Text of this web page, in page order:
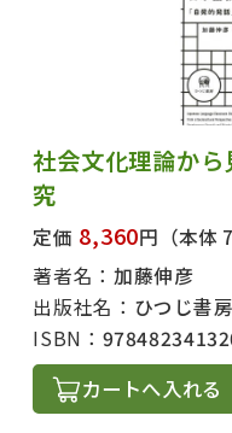
社会文化理論か
究
定価 8,360円 （本体
著者名： 加藤伸彦
出版社名： ひつじ書房
ISBN：
カートへ入れる